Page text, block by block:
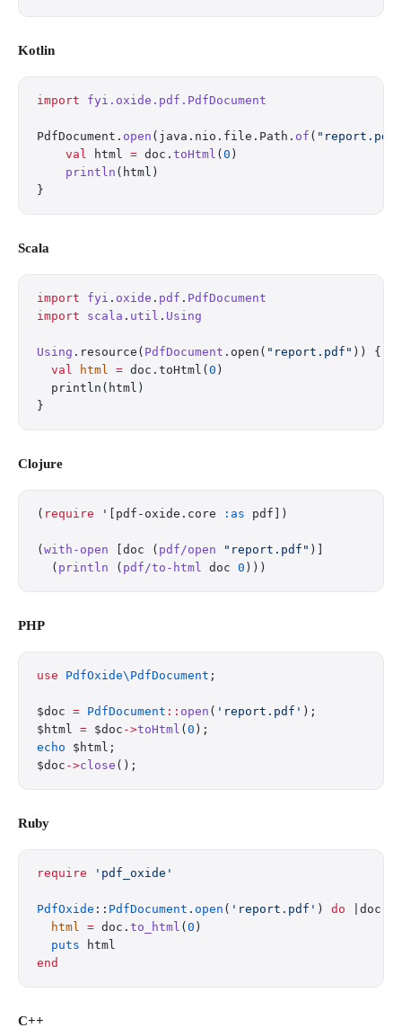
Kotlin
import fyi.oxide.pdf.PdfDocument
PdfDocument. open (java.nio.file.Path. of ( "report.pdf"
    val
html = doc. toHtml ( 0 )
    println
(html)
}
Scala
import fyi . oxide . pdf . PdfDocument
import scala . util . Using
Using .resource( PdfDocument .open( "report.pdf" )) {
  val
html = doc.toHtml( 0 )
  println(html)
}
Clojure
( require '[pdf-oxide.core :as pdf])
( with-open [doc ( pdf/open "report.pdf" )]
  (
println ( pdf/to-html doc 0 )))
PHP
use PdfOxide\PdfDocument ;
$doc = PdfDocument :: open ( 'report.pdf' );
$html = $doc ->toHtml ( 0 );
echo $html;
$doc ->close ();
Ruby
require 'pdf_oxide'
PdfOxide :: PdfDocument . open ( 'report.pdf' ) do |doc|
  html
= doc. to_html ( 0 )
  puts
html
end
C++